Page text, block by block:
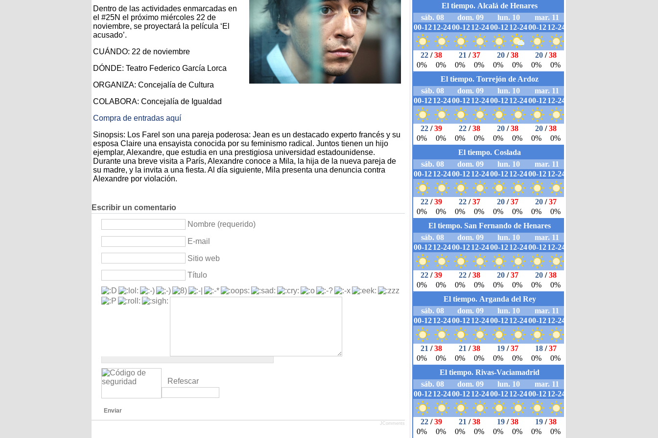
Dentro de las actividades enmarcadas en
el #25N el próximo miércoles 22 de
noviembre, se proyectará la película ‘El
acusado’.
CUÁNDO: 22 de noviembre
DÓNDE: Teatro Federico García Lorca
ORGANIZA: Concejalía de Cultura
COLABORA: Concejalía de Igualdad
Compra de entradas aquí
Sinopsis: Los Farel son una pareja poderosa: Jean es un destacado experto francés y su
esposa Claire una ensayista conocida por su feminismo radical. Juntos tienen un hijo
ejemplar, Alexandre, que estudia en una prestigiosa universidad estadounidense.
Durante una breve visita a París, Alexandre conoce a Mila, la hija de la nueva pareja de
su madre, y la invita a una fiesta. Al día siguiente, Mila presenta una denuncia contra
Alexandre por violación.
Escribir un comentario
Nombre (requerido)
E-mail
Sitio web
Título
Refescar
Enviar
JComments